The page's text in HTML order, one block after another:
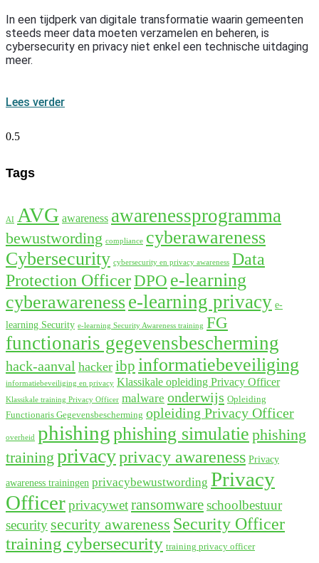
In een tijdperk van digitale transformatie waarin gemeenten
steeds meer data moeten verzamelen en beheren, is
cybersecurity en privacy niet enkel een technische uitdaging
meer.
Lees verder
Tags
AI AVG awareness awarenessprogramma
bewustwording compliance cyberawareness
Cybersecurity cybersecurity en privacy awareness Data
Protection OfficerDPO e-learning
cyberawarenesse-learning privacy e-
learning Security e-learning Security Awareness training FG
functionaris gegevensbescherming
hack-aanval hacker ibp informatiebeveiliging
informatiebeveiliging en privacy Klassikale opleiding Privacy Officer
Klassikale training Privacy Officer malware onderwijs Opleiding
Functionaris Gegevensbescherming opleiding Privacy Officer
overheid phishingphishing simulatie phishing
training privacyprivacy awareness Privacy
awareness trainingen privacybewustwording Privacy
Officerprivacywetransomwareschoolbestuur
security security awareness Security Officer
training cybersecurity training privacy officer